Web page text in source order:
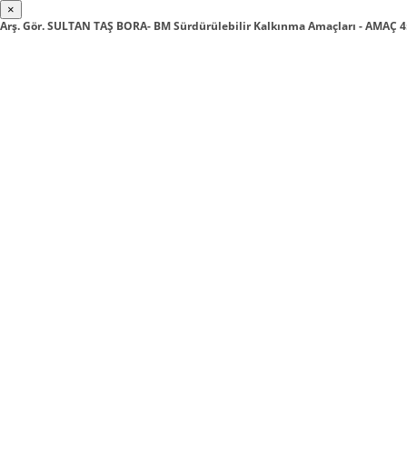
×
Arş. Gör. SULTAN TAŞ BORA- BM Sürdürülebilir Kalkınma Amaçları - AMAÇ